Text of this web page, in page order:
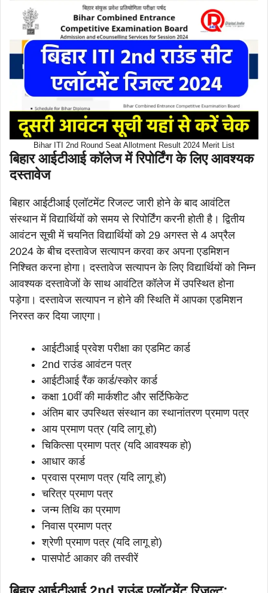
Bihar ITI 2nd Round Seat Allotment Result 2024 Merit List
बिहार आईटीआई कॉलेज में रिपोर्टिंग के लिए आवश्यक
दस्तावेज
बिहार आईटीआई एलॉटमेंट रिजल्ट जारी होने के बाद आवंटित
संस्थान में विद्यार्थियों को समय से रिपोर्टिंग करनी होती है। द्वितीय
आवंटन सूची में चयनित विद्यार्थियों को 29 अगस्त से 4 अप्रैल
2024 के बीच दस्तावेज सत्यापन करवा कर अपना एडमिशन
निश्चित करना होगा। दस्तावेज सत्यापन के लिए विद्यार्थियों को निम्न
आवश्यक दस्तावेजों के साथ आवंटित कॉलेज में उपस्थित होना
पड़ेगा। दस्तावेज सत्यापन न होने की स्थिति में आपका एडमिशन
निरस्त कर दिया जाएगा।
आईटीआई प्रवेश परीक्षा का एडमिट कार्ड
2nd राउंड आवंटन पत्र
आईटीआई रैंक कार्ड/स्कोर कार्ड
कक्षा 10वीं की मार्कशीट और सर्टिफिकेट
अंतिम बार उपस्थित संस्थान का स्थानांतरण प्रमाण पत्र
आय प्रमाण पत्र (यदि लागू हो)
चिकित्सा प्रमाण पत्र (यदि आवश्यक हो)
आधार कार्ड
प्रवास प्रमाण पत्र (यदि लागू हो)
चरित्र प्रमाण पत्र
जन्म तिथि का प्रमाण
निवास प्रमाण पत्र
श्रेणी प्रमाण पत्र (यदि लागू हो)
पासपोर्ट आकार की तस्वीरें